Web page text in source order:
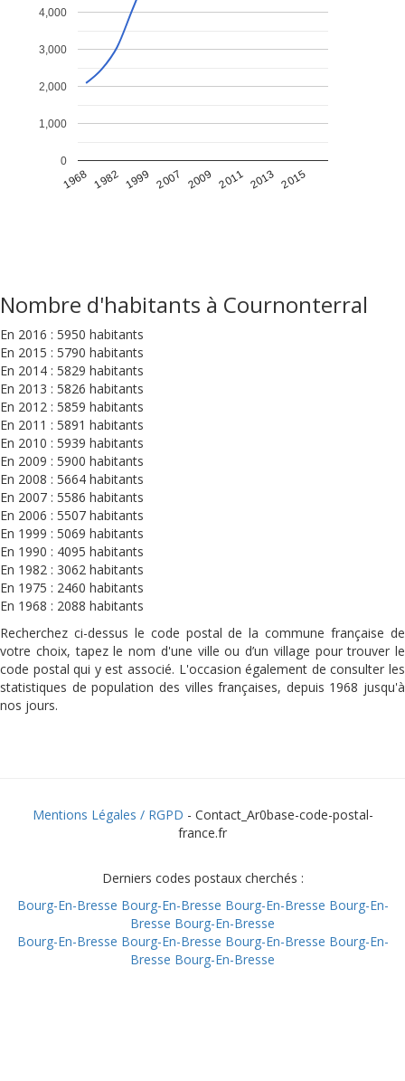
1968 1982 1999 2007 2009 2011 2013 2015
0
1,000
2,000
3,000
4,000
Nombre d'habitants à Cournonterral
En 2016 : 5950 habitants
En 2015 : 5790 habitants
En 2014 : 5829 habitants
En 2013 : 5826 habitants
En 2012 : 5859 habitants
En 2011 : 5891 habitants
En 2010 : 5939 habitants
En 2009 : 5900 habitants
En 2008 : 5664 habitants
En 2007 : 5586 habitants
En 2006 : 5507 habitants
En 1999 : 5069 habitants
En 1990 : 4095 habitants
En 1982 : 3062 habitants
En 1975 : 2460 habitants
En 1968 : 2088 habitants
Recherchez ci-dessus le code postal de la commune française de
votre choix, tapez le nom d'une ville ou d’un village pour trouver le
code postal qui y est associé. L'occasion également de consulter les
statistiques de population des villes françaises, depuis 1968 jusqu'à
nos jours.
Mentions Légales / RGPD - Contact_Ar0base-code-postal-
france.fr
Derniers codes postaux cherchés :
Bourg-En-Bresse Bourg-En-Bresse Bourg-En-Bresse Bourg-En-
Bresse Bourg-En-Bresse
Bourg-En-Bresse Bourg-En-Bresse Bourg-En-Bresse Bourg-En-
Bresse Bourg-En-Bresse